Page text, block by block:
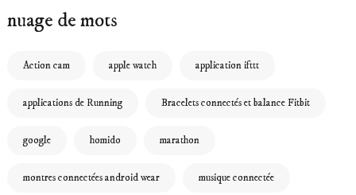
nuage de mots
Action cam apple watch application ifttt
applications de Running Bracelets connectés et balance Fitbit
google homido marathon
montres connectées android wear musique connectée